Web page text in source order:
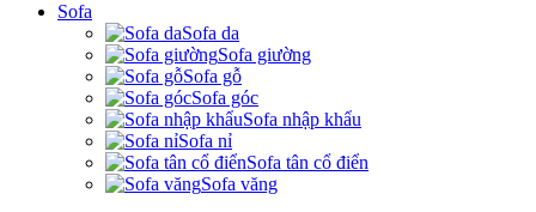
Sofa
Sofa da
Sofa giường
Sofa gỗ
Sofa góc
Sofa nhập khẩu
Sofa nỉ
Sofa tân cổ điển
Sofa văng